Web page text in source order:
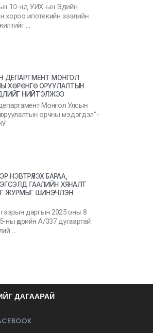
10-нд УИХ-ын Эдийн
хороо ипотекийн зээлийн
…
ДЕПАРТМЕНТ МОНГОЛ
ХӨРӨНГӨ ОРУУЛАЛТЫН
НИЙТЭЛЖЭЭ
Монгол Улсын
оруулалтын орчны мэдэгдэл”-
…
НЭВТРҮҮЛЭХ БАРАА,
ГААЛИЙН ХЯНАЛТ
ЖУРМЫГ ШИНЭЧЛЭН
газрын даргын 2025 оны 8
ны өдрийн А/337 дугаартай
…
ДАГААРАЙ